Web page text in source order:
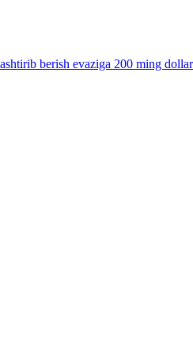
berish evaziga 200 ming